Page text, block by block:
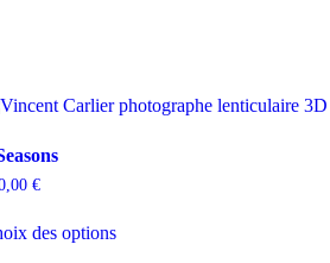
€
des options